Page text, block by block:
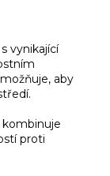
vynikající
aby
proti